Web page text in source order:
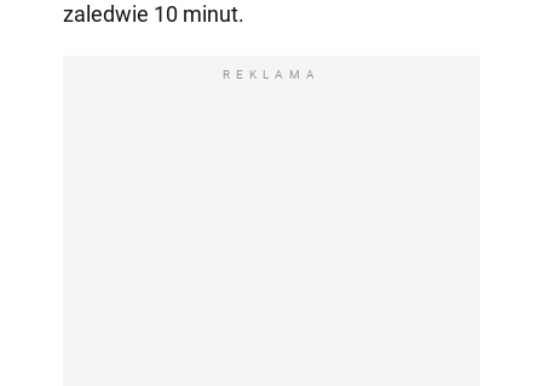
zaledwie 10 minut.
REKLAMA